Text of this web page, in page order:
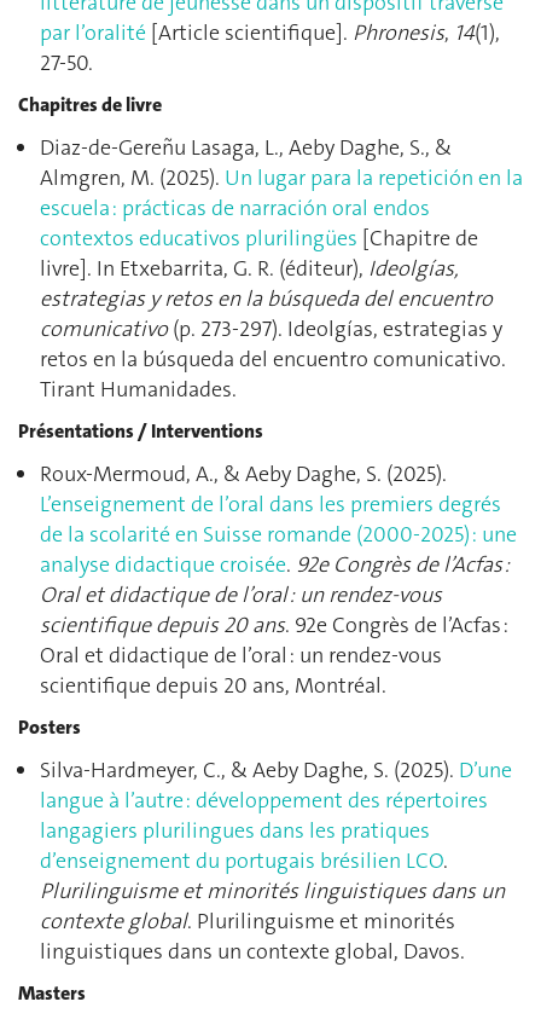
par l’oralité [Article scientifique]. Phronesis, 14(1),
27‑50.
Chapitres de livre
Diaz-de-Gereñu Lasaga, L., Aeby Daghe, S., &
Almgren, M. (2025). Un lugar para la repetición en la
escuela : prácticas de narración oral endos
contextos educativos plurilingües [Chapitre de
livre]. In Etxebarrita, G. R. (éditeur), Ideolgías,
estrategias y retos en la búsqueda del encuentro
comunicativo(p. 273‑297). Ideolgías, estrategias y
retos en la búsqueda del encuentro comunicativo.
Tirant Humanidades.
Présentations / Interventions
Roux-Mermoud, A., & Aeby Daghe, S. (2025).
L’enseignement de l’oral dans les premiers degrés
de la scolarité en Suisse romande (2000-2025) : une
analyse didactique croisée. 92e Congrès de l’Acfas :
Oral et didactique de l’oral : un rendez-vous
scientifique depuis 20 ans. 92e Congrès de l’Acfas :
Oral et didactique de l’oral : un rendez-vous
scientifique depuis 20 ans, Montréal.
Posters
Silva-Hardmeyer, C., & Aeby Daghe, S. (2025). D’une
langue à l’autre : développement des répertoires
langagiers plurilingues dans les pratiques
d’enseignement du portugais brésilien LCO.
Plurilinguisme et minorités linguistiques dans un
contexte global. Plurilinguisme et minorités
linguistiques dans un contexte global, Davos.
Masters